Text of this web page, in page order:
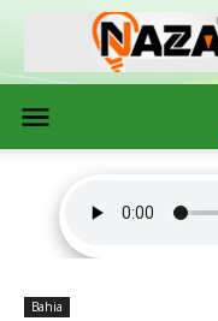
Bahia